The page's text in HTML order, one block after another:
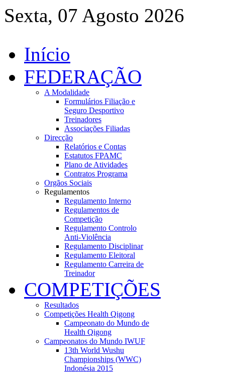
Sexta, 07 Agosto 2026
Início
FEDERAÇÃO
A Modalidade
Formulários Filiação e
Seguro Desportivo
Treinadores
Associações Filiadas
Direcção
Relatórios e Contas
Estatutos FPAMC
Plano de Atividades
Contratos Programa
Orgãos Sociais
Regulamentos
Regulamento Interno
Regulamentos de
Competição
Regulamento Controlo
Anti-Violência
Regulamento Disciplinar
Regulamento Eleitoral
Regulamento Carreira de
Treinador
COMPETIÇÕES
Resultados
Competições Health Qigong
Campeonato do Mundo de
Health Qigong
Campeonatos do Mundo IWUF
13th World Wushu
Championships (WWC)
Indonésia 2015